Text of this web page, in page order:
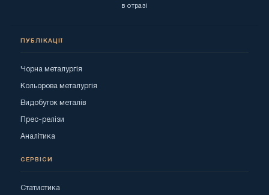
в отразі
ПУБЛІКАЦІЇ
Чорна металургія
Кольорова металургія
Видобуток металів
Прес-релізи
Аналітика
СЕРВІСИ
Статистика